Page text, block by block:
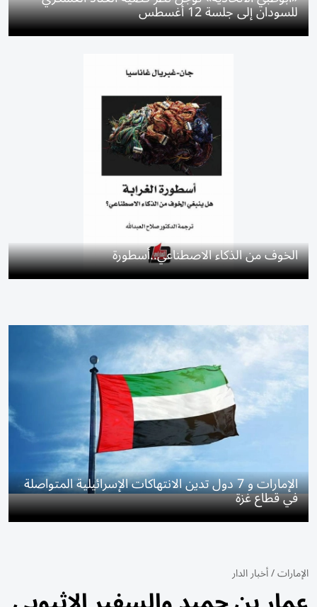
للسودان إلى جلسة 12 أغسطس
الخوف من الذكاء الاصطناعي..أسطورة
الإمارات و 7 دول تدين الانتهاكات الإسرائيلية المتواصلة
في قطاع غزة
الإمارات/أخبار الدار